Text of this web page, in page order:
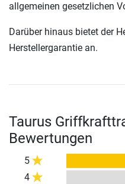
allgemeinen gesetzlichen
Darüber hinaus bietet der
Herstellergarantie an.
Taurus
Bewertungen
5
4